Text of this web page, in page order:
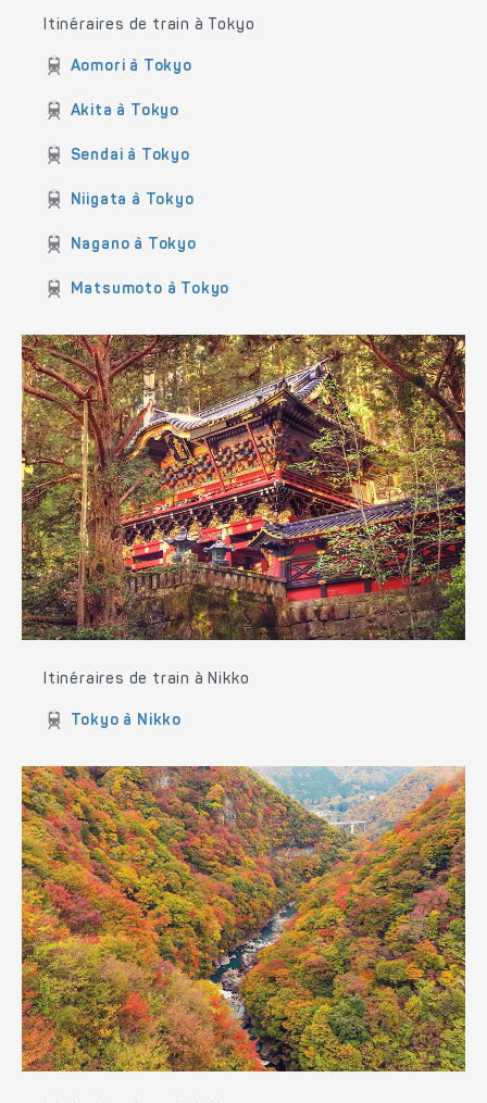
Itinéraires de train à Tokyo
Aomori à Tokyo
Akita à Tokyo
Sendai à Tokyo
Niigata à Tokyo
Nagano à Tokyo
Matsumoto à Tokyo
Itinéraires de train à Nikko
Tokyo à Nikko